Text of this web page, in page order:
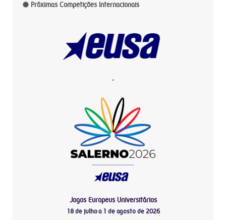
Próximas Competições Internacionais
-
Jogos Europeus Universitários
18 de julho a 1 de agosto de 2026